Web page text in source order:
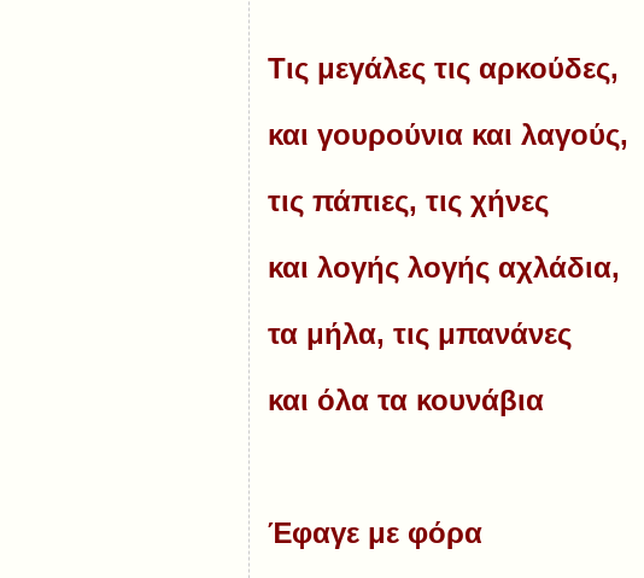
Τις μεγάλες τις αρκούδες,
και γουρούνια και λαγούς,
τις πάπιες, τις χήνες
και λογής λογής αχλάδια,
τα μήλα, τις μπανάνες
και όλα τα κουνάβια
Έφαγε με φόρα